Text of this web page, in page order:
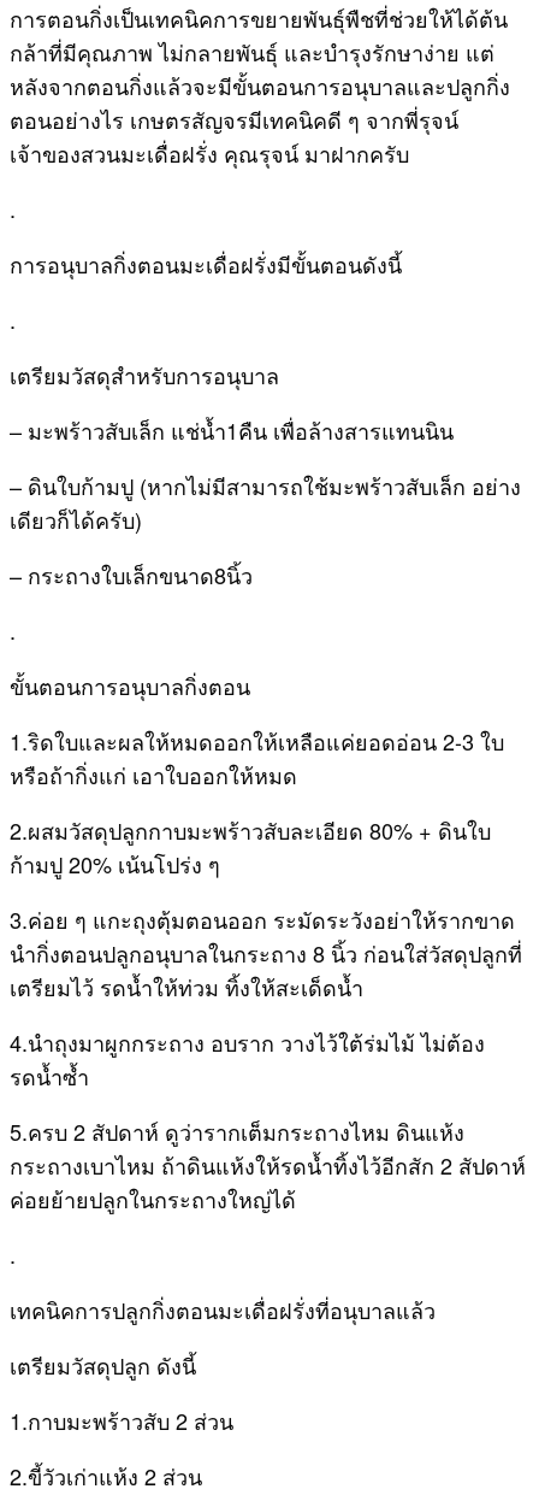
การตอนกิ่งเป็นเทคนิคการขยายพันธุ์พืชที่ช่วยให้ได้ต้น
กล้าที่มีคุณภาพ ไม่กลายพันธุ์ และบำรุงรักษาง่าย แต่
หลังจากตอนกิ่งแล้วจะมีขั้นตอนการอนุบาลและปลูกกิ่ง
ตอนอย่างไร เกษตรสัญจรมีเทคนิคดี ๆ จากพี่รุจน์
เจ้าของสวนมะเดื่อฝรั่ง คุณรุจน์ มาฝากครับ
.
การอนุบาลกิ่งตอนมะเดื่อฝรั่งมีขั้นตอนดังนี้
.
เตรียมวัสดุสำหรับการอนุบาล
– มะพร้าวสับเล็ก​ แช่น้ำ1คืน เพื่อล้างสารแทนนิน
– ดินใบก้ามปู (หากไม่มี​สามารถใช้มะพร้าวสับเล็ก​ อย่าง
เดียวก็ได้ครับ)
– กระถาง​ใบเล็ก​ขนาด8นิ้ว
.
ขั้นตอนการอนุบาลกิ่งตอน
1.ริดใบและผลให้หมดออกให้เหลือแค่ยอดอ่อน 2-3 ใบ
หรือถ้ากิ่งแก่ เอาใบออกให้หมด
2.ผสมวัสดุปลูกกาบมะพร้าวสับละเอียด 80% + ดินใบ
ก้ามปู 20% เน้นโปร่ง ๆ
3.ค่อย ๆ แกะถุงตุ้มตอนออก ระมัดระวังอย่าให้รากขาด
นำกิ่งตอนปลูกอนุบาลในกระถาง 8 นิ้ว ก่อน​ใส่วัสดุปลูกที่
เตรียมไว้ รดน้ำให้ท่วม ทิ้งให้สะเด็ดน้ำ
4.นำถุงมาผูกกระถาง อบราก วางไว้ใต้ร่มไม้ ไม่ต้อง
รดน้ำซ้ำ
5.ครบ 2 สัปดาห์ ดูว่ารากเต็มกระถางไหม ดินแห้ง
กระถางเบาไหม ถ้าดินแห้งให้รดน้ำทิ้งไว้อีกสัก 2 สัปดาห์
ค่อยย้ายปลูกในกระถางใหญ่ได้
.
เทคนิคการปลูกกิ่งตอนมะเดื่อฝรั่งที่อนุบาลแล้ว
เตรียมวัสดุปลูก ดังนี้
1.กาบมะพร้าวสับ 2 ส่วน
2.ขี้วัวเก่าแห้ง 2 ส่วน